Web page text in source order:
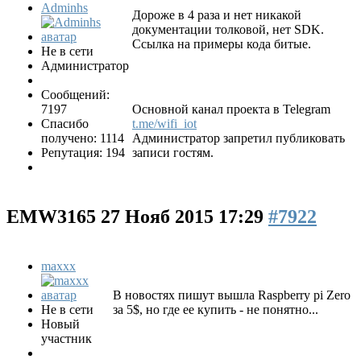
Adminhs
Не в сети
Администратор
Сообщений:
7197
Спасибо
получено: 1114
Репутация: 194
Дороже в 4 раза и нет никакой
документации толковой, нет SDK.
Ссылка на примеры кода битые.
Основной канал проекта в Telegram
t.me/wifi_iot
Администратор запретил публиковать
записи гостям.
EMW3165 27 Нояб 2015 17:29 #7922
maxxx
Не в сети
Новый
участник
В новостях пишут вышла Raspberry pi Zero
за 5$, но где ее купить - не понятно...